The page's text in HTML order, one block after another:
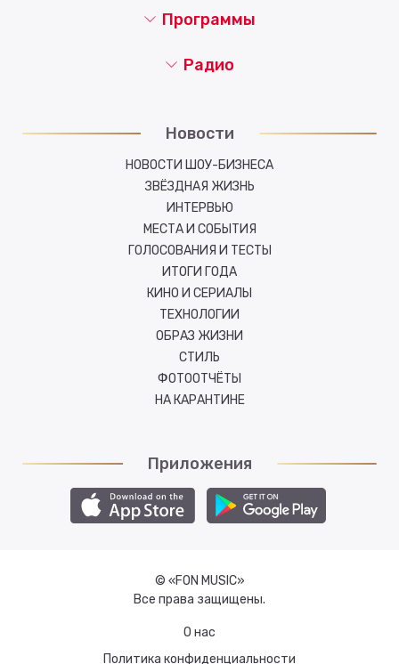
Новости
НОВОСТИ ШОУ-БИЗНЕСА
ЗВЁЗДНАЯ ЖИЗНЬ
ИНТЕРВЬЮ
МЕСТА И СОБЫТИЯ
ГОЛОСОВАНИЯ И ТЕСТЫ
ИТОГИ ГОДА
КИНО И СЕРИАЛЫ
ТЕХНОЛОГИИ
ОБРАЗ ЖИЗНИ
СТИЛЬ
ФОТООТЧЁТЫ
НА КАРАНТИНЕ
Программы
Радио
Приложения
© «FON MUSIC»
Все права защищены.
О нас
Политика конфиденциальности